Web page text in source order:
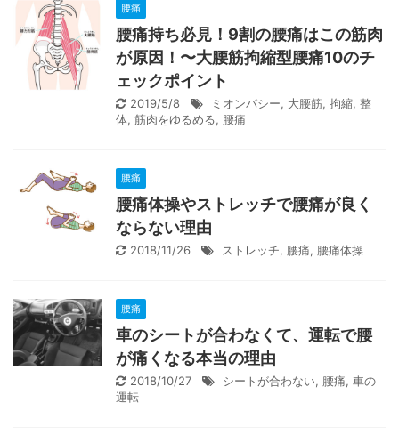
腰痛
腰痛持ち必見！9割の腰痛はこの筋肉
が原因！〜大腰筋拘縮型腰痛10のチ
ェックポイント
2019/5/8 ミオンパシー, 大腰筋, 拘縮, 整
体, 筋肉をゆるめる, 腰痛
腰痛
腰痛体操やストレッチで腰痛が良く
ならない理由
2018/11/26 ストレッチ, 腰痛, 腰痛体操
腰痛
車のシートが合わなくて、運転で腰
が痛くなる本当の理由
2018/10/27 シートが合わない, 腰痛, 車の
運転